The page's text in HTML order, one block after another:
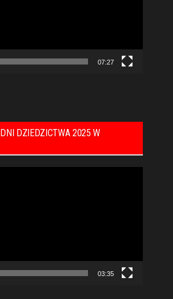
07:27
DZIEDZICTWA 2025 W
03:35